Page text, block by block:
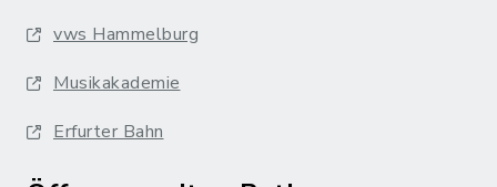
vws Hammelburg
Musikakademie
Erfurter Bahn